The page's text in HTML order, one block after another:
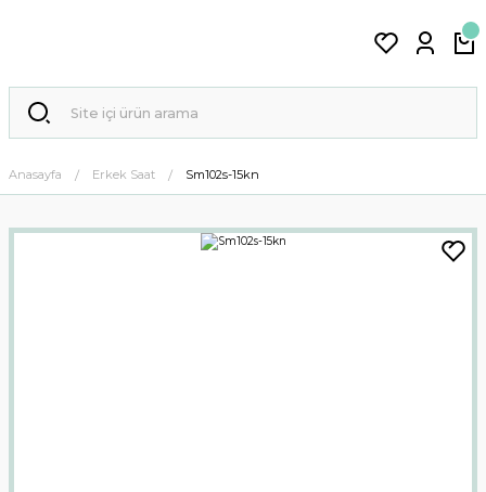
Anasayfa Erkek Saat Sm102s-15kn